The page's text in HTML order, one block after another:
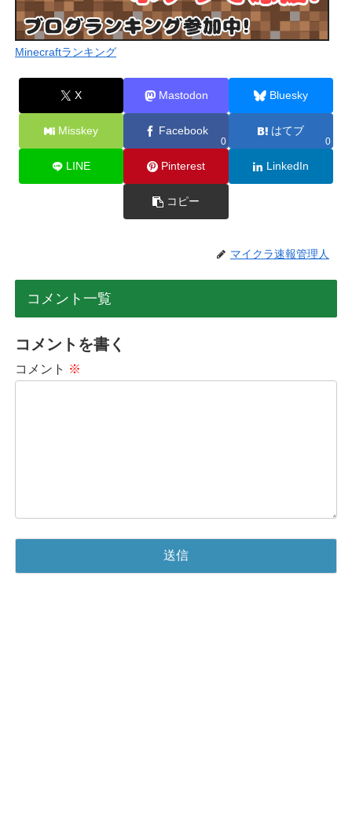
Minecraftランキング
X Mastodon Bluesky
Misskey Facebook
0
はてブ
0
LINE Pinterest LinkedIn
コピー
マイクラ速報管理人
コメント一覧
コメントを書く
コメント ※